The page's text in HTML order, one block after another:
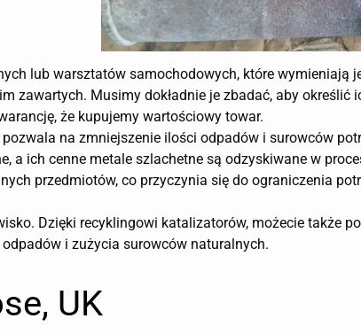
lub warsztatów samochodowych, które wymieniają
zawartych. Musimy dokładnie je zbadać, aby określić
że kupujemy wartościowy towar.
na zmniejszenie ilości odpadów i surowców
a ich cenne metale szlachetne są odzyskiwane w
przedmiotów, co przyczynia się do ograniczenia
Dzięki recyklingowi katalizatorów, możecie także
i zużycia surowców naturalnych.
UK